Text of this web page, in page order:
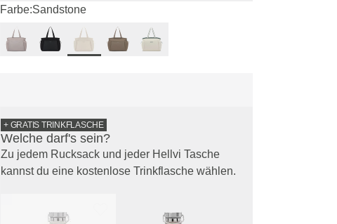
Farbe:Sandstone
+ GRATIS TRINKFLASCHE
Welche darf's sein?
Zu jedem Rucksack und jeder Hellvi Tasche
kannst du eine kostenlose Trinkflasche wählen.